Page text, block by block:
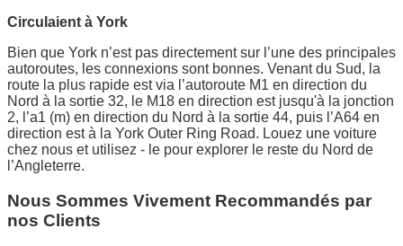
Circulaient à York
Bien que York n’est pas directement sur l’une des principales
autoroutes, les connexions sont bonnes. Venant du Sud, la
route la plus rapide est via l’autoroute M1 en direction du
Nord à la sortie 32, le M18 en direction est jusqu'à la jonction
2, l’a1 (m) en direction du Nord à la sortie 44, puis l’A64 en
direction est à la York Outer Ring Road. Louez une voiture
chez nous et utilisez - le pour explorer le reste du Nord de
l’Angleterre.
Nous Sommes Vivement Recommandés par
nos Clients